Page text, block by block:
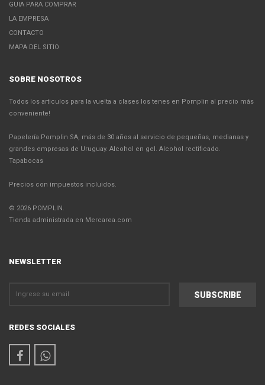
GUIA PARA COMPRAR
LA EMPRESA
CONTACTO
MAPA DEL SITIO
SOBRE NOSOTROS
Todos los articulos para la vuelta a clases los tenes en Pomplin al precio más
conveniente!
Papelería Pomplin SA, más de 30 años al servicio de pequeñas, medianas y
grandes empresas de Uruguay. Alcohol en gel. Alcohol rectificado.
Tapabocas
Precios con impuestos incluidos.
© 2026 POMPLIN.
Tienda administrada en Mercarea.com
NEWSLETTER
REDES SOCIALES